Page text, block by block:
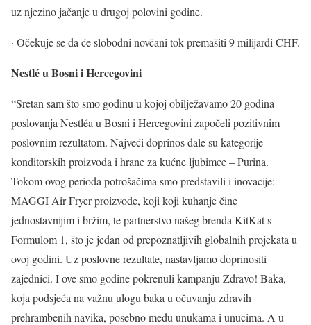
uz njezino jačanje u drugoj polovini godine.
· Očekuje se da će slobodni novčani tok premašiti 9 milijardi CHF.
Nestlé u Bosni i Hercegovini
“Sretan sam što smo godinu u kojoj obilježavamo 20 godina
poslovanja Nestléa u Bosni i Hercegovini započeli pozitivnim
poslovnim rezultatom. Najveći doprinos dale su kategorije
konditorskih proizvoda i hrane za kućne ljubimce – Purina.
Tokom ovog perioda potrošačima smo predstavili i inovacije:
MAGGI Air Fryer proizvode, koji koji kuhanje čine
jednostavnijim i bržim, te partnerstvo našeg brenda KitKat s
Formulom 1, što je jedan od prepoznatljivih globalnih projekata u
ovoj godini. Uz poslovne rezultate, nastavljamo doprinositi
zajednici. I ove smo godine pokrenuli kampanju Zdravo! Baka,
koja podsjeća na važnu ulogu baka u očuvanju zdravih
prehrambenih navika, posebno među unukama i unucima. A u